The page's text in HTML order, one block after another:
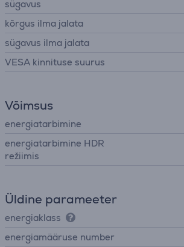
sügavus
kõrgus ilma jalata
sügavus ilma jalata
VESA kinnituse suurus
Võimsus
energiatarbimine
energiatarbimine HDR
režiimis
Üldine parameeter
energiaklass
energiamääruse number